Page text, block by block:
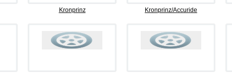
Kronprinz Kronprinz/Accuride